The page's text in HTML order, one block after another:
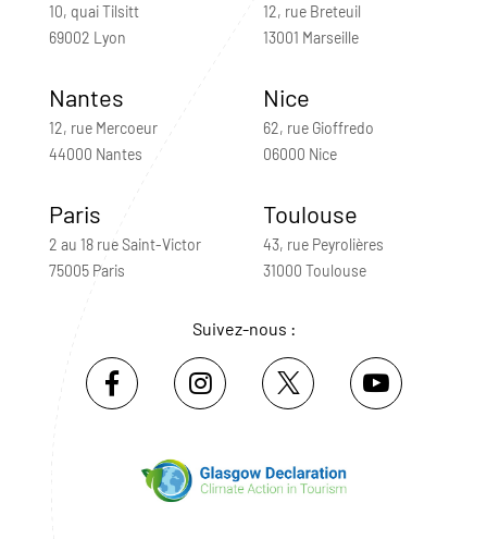
10, quai Tilsitt
69002 Lyon
12, rue Breteuil
13001 Marseille
Nantes
12, rue Mercoeur
44000 Nantes
Nice
62, rue Gioffredo
06000 Nice
Paris
2 au 18 rue Saint-Victor
75005 Paris
Toulouse
43, rue Peyrolières
31000 Toulouse
Suivez-nous :